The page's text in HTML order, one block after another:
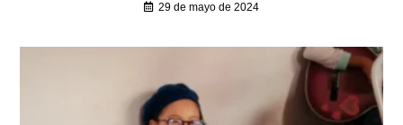
29 de mayo de 2024